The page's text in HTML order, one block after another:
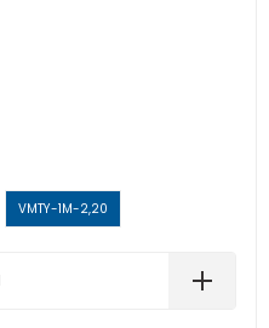
VMTY-1M-2,20